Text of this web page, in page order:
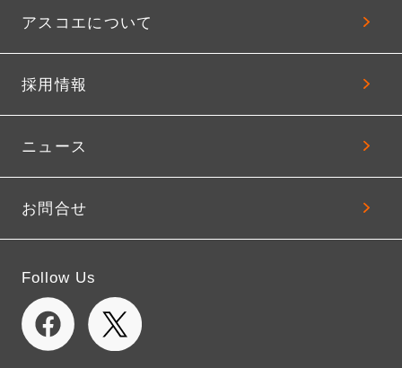
アスコエについて
採用情報
ニュース
お問合せ
Follow Us